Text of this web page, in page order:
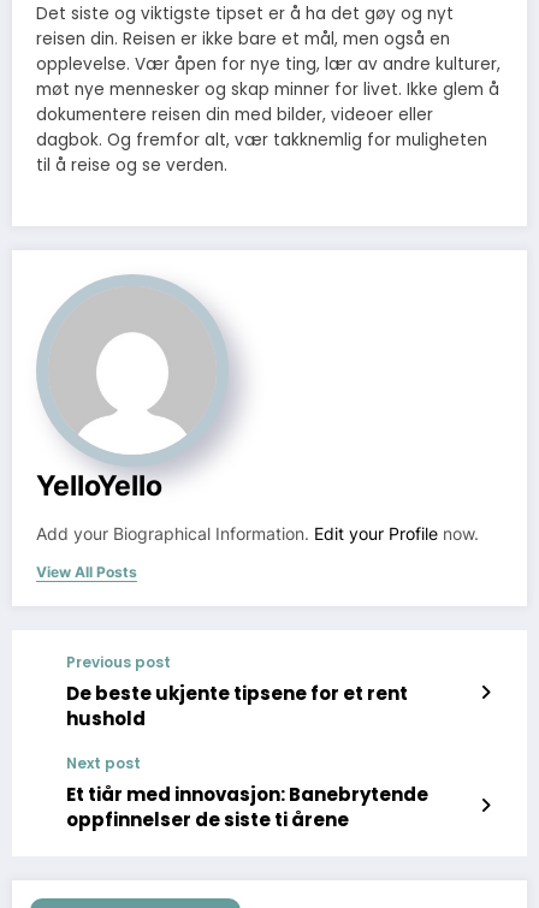
Det siste og viktigste tipset er å ha det gøy og nyt
reisen din. Reisen er ikke bare et mål, men også en
opplevelse. Vær åpen for nye ting, lær av andre kulturer,
møt nye mennesker og skap minner for livet. Ikke glem å
dokumentere reisen din med bilder, videoer eller
dagbok. Og fremfor alt, vær takknemlig for muligheten
til å reise og se verden.
YelloYello
Add your Biographical Information. Edit your Profile now.
View All Posts
Previous post
De beste ukjente tipsene for et rent
hushold
Next post
Et tiår med innovasjon: Banebrytende
oppfinnelser de siste ti årene